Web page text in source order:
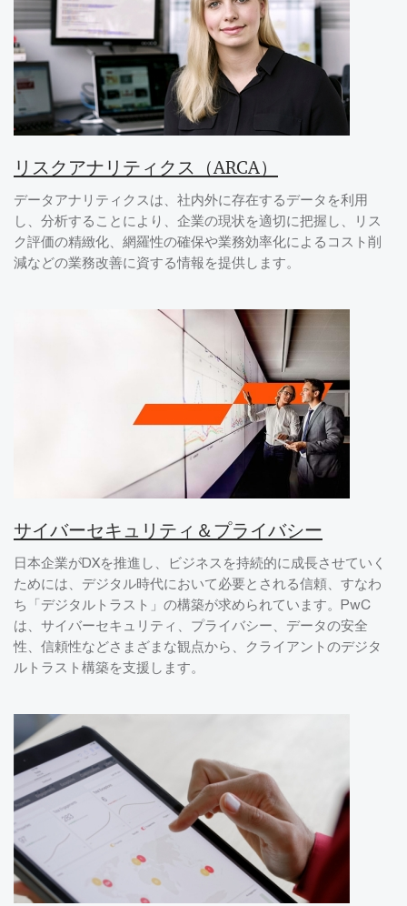
リスクアナリティクス（ARCA）
データアナリティクスは、社内外に存在するデータを利用
し、分析することにより、企業の現状を適切に把握し、リス
ク評価の精緻化、網羅性の確保や業務効率化によるコスト削
減などの業務改善に資する情報を提供します。
サイバーセキュリティ＆プライバシー
日本企業がDXを推進し、ビジネスを持続的に成長させていく
ためには、デジタル時代において必要とされる信頼、すなわ
ち「デジタルトラスト」の構築が求められています。PwC
は、サイバーセキュリティ、プライバシー、データの安全
性、信頼性などさまざまな観点から、クライアントのデジタ
ルトラスト構築を支援します。